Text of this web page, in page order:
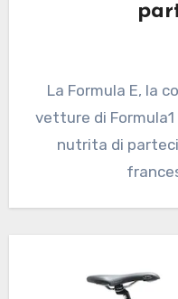
La Formula E, la
vetture di
nutrita di